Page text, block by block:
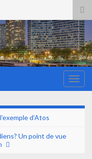
d’Atos
Un point de vue